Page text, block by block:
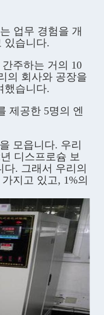
업무 경험을 개
있습니다.
주하는 거의 10
의 회사와 공장을
했습니다.
제공한 5명의 엔
모읍니다. 우리
디스프로슘 보
. 그래서 우리의
지고 있고, 1%의